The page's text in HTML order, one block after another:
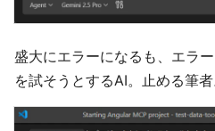
盛大にエラーになるも、エラ
を試そうとするAI。止める筆者